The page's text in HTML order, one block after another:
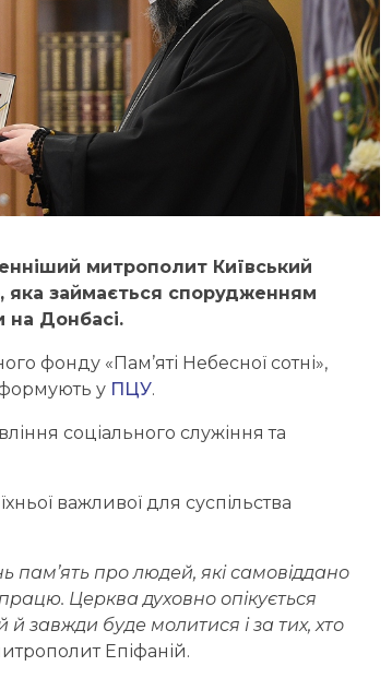
митрополит Київський
яка займається спорудженням
на Донбасі.
фонду «Пам’яті Небесної сотні»,
у ПЦУ.
соціального служіння та
важливої для суспільства
пам’ять про людей, які самовіддано
Церква духовно опікується
й завжди буде молитися і за тих, хто
Епіфаній.